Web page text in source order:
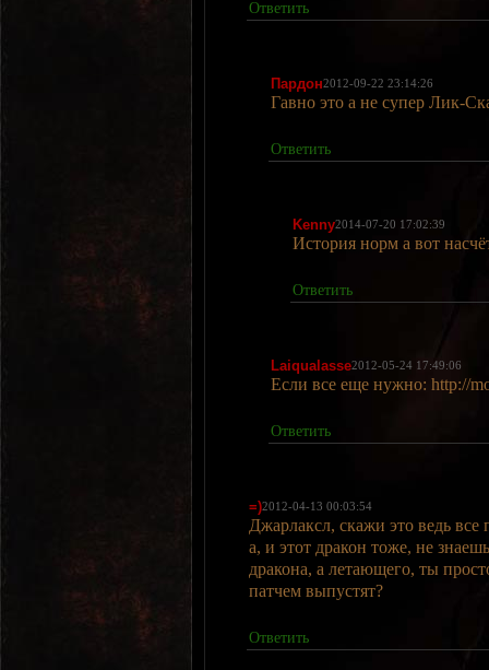
Ответить
Пардон2012-09-22 23:14:26
Гавно это а не супер Лик-
Ответить
Kenny2014-07-20 17:02:39
История норм а вот
Ответить
Laiqualasse2012-05-24 17:49:06
Если все еще нужно: http://
Ответить
=)2012-04-13 00:03:54
Джарлаксл, скажи это ведь
а, и этот дракон тоже, не
дракона, а летающего, ты
патчем выпустят?
Ответить